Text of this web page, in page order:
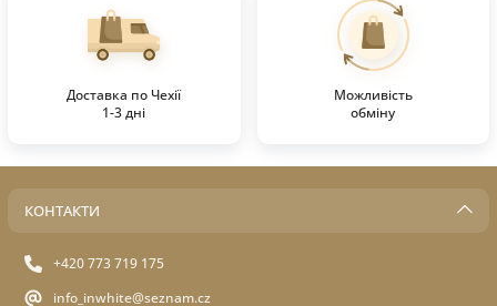
Доставка по Чехії
1-3 дні
Можливість
обміну
КОНТАКТИ
+420 773 719 175
info_inwhite@seznam.cz